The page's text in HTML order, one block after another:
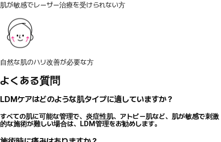
肌が敏感でレーザー治療を受けられない方
自然な肌のハリ改善が必要な方
よくある質問
LDMケアはどのような肌タイプに適していますか？
すべての肌に可能な管理で、炎症性肌、アトピー肌など、肌が敏感で刺激
的な施術が難しい場合は、LDM管理をお勧めします。